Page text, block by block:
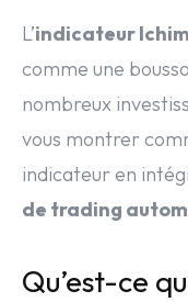
L’indicateur
comme une
nombreux
vous montrer
indicateur en
de trading
Qu’est-ce